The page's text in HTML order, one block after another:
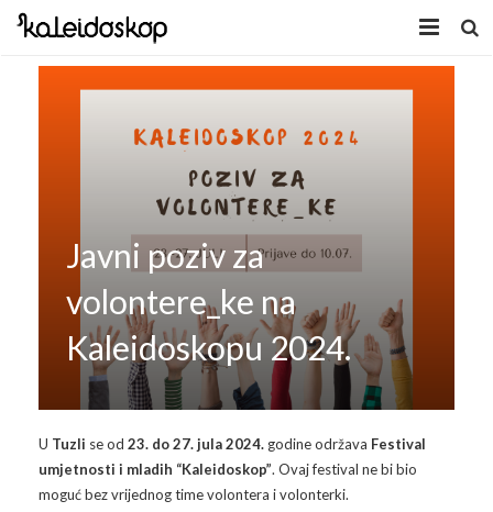
Radionice
Izložbe/Performans
Dobrodošli u Tuzlu
Naša galerija
Facebook
Javni poziv za
volontere_ke na
Kaleidoskopu 2024.
U Tuzli se od 23. do 27. jula 2024. godine održava Festival
umjetnosti i mladih “Kaleidoskop”. Ovaj festival ne bi bio
moguć bez vrijednog time volontera i volonterki.